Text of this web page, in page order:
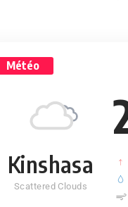
Météo
Kinshasa
Scattered Clouds